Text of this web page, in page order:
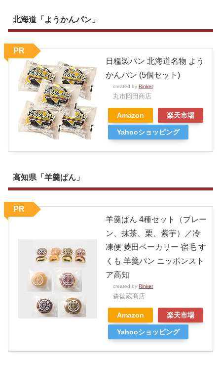
北海道「ようかんパン」
日糧製パン 北海道名物 よう
かんパン (5個セット)
created by Rinker
丸市岡田商店
Amazon 楽天市場
Yahooショッピング
PR
高知県「羊羹ぱん」
羊羹ぱん 4種セット（プレー
ン、抹茶、栗、紫芋）／冷
凍便 菱田ベーカリー 宿毛 す
くも 羊羹パン ニッポンスト
ア高知
created by Rinker
森徳蔵商店
Amazon 楽天市場
Yahooショッピング
PR